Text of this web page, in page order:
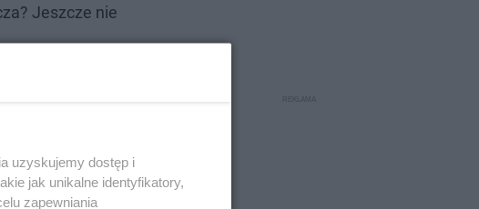
Jeszcze nie
uzyskujemy dostęp i
jak unikalne identyfikatory,
zapewniania